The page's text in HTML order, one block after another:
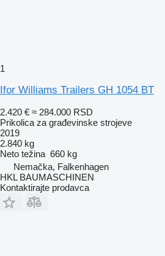
1
Ifor Williams Trailers GH 1054 BT
2.420 € ≈ 284.000 RSD
Prikolica za građevinske strojeve
2019
2.840 kg
Neto težina 660 kg
Nemačka, Falkenhagen
HKL BAUMASCHINEN
Kontaktirajte prodavca